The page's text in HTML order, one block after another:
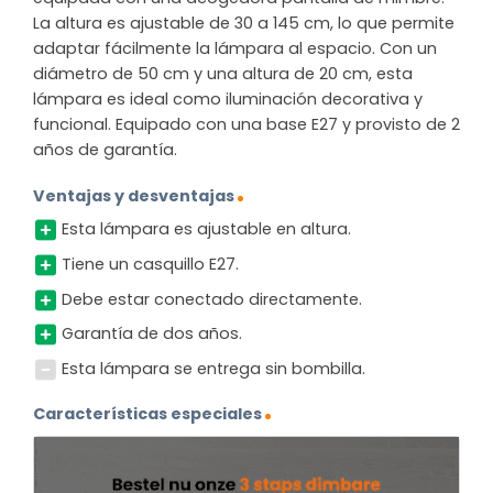
La altura es ajustable de 30 a 145 cm, lo que permite
adaptar fácilmente la lámpara al espacio. Con un
diámetro de 50 cm y una altura de 20 cm, esta
lámpara es ideal como iluminación decorativa y
funcional. Equipado con una base E27 y provisto de 2
años de garantía.
Ventajas y desventajas
Esta lámpara es ajustable en altura.
Tiene un casquillo E27.
Debe estar conectado directamente.
Garantía de dos años.
Esta lámpara se entrega sin bombilla.
Características especiales